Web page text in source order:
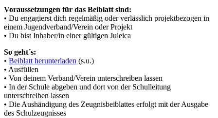
Voraussetzungen für das Beiblatt sind:
• Du engagierst dich regelmäßig oder verlässlich projektbezogen in
einem Jugendverband/Verein oder Projekt
• Du bist Inhaber/in einer gültigen Juleica
So geht´s:
• Beiblatt herunterladen (s.u.)
• Ausfüllen
• Von deinem Verband/Verein unterschreiben lassen
• In der Schule abgeben und dort von der Schulleitung
unterschreiben lassen
• Die Aushändigung des Zeugnisbeiblattes erfolgt mit der Ausgabe
des Schulzeugnisses